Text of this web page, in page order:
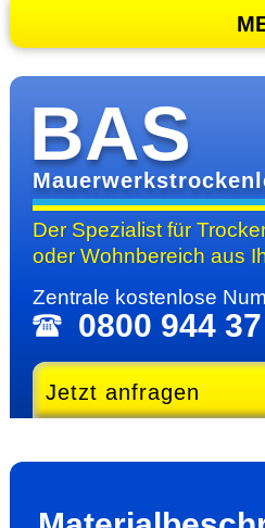
BAS
Der Spezialist für
oder Wohn­bereichaus
Zentrale kosten­lose
0800 944
Jetzt anfragen